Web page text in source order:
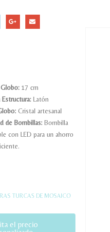
17 cm
Latón
Cristal artesanal
de Bombillas: Bombilla
con LED para un ahorro
TURCAS DE MOSAICO
el precio